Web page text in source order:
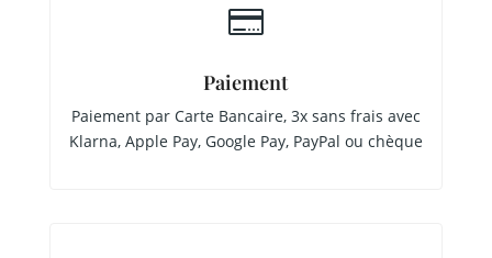

Paiement
Paiement par Carte Bancaire, 3x sans frais avec
Klarna, Apple Pay, Google Pay, PayPal ou chèque